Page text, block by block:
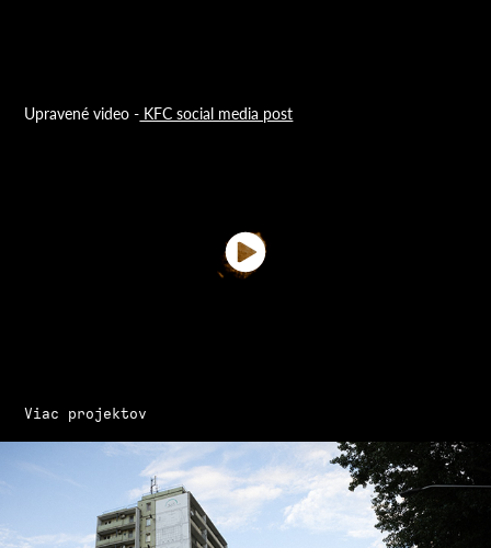
Upravené video - KFC social media post
Viac projektov